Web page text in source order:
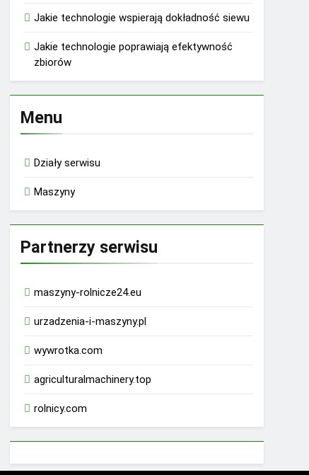
Jakie technologie wspierają dokładność siewu
Jakie technologie poprawiają efektywność
zbiorów
Menu
Działy serwisu
Maszyny
Partnerzy serwisu
maszyny-rolnicze24.eu
urzadzenia-i-maszyny.pl
wywrotka.com
agriculturalmachinery.top
rolnicy.com
rhino 9000 male enhancement pills reviews